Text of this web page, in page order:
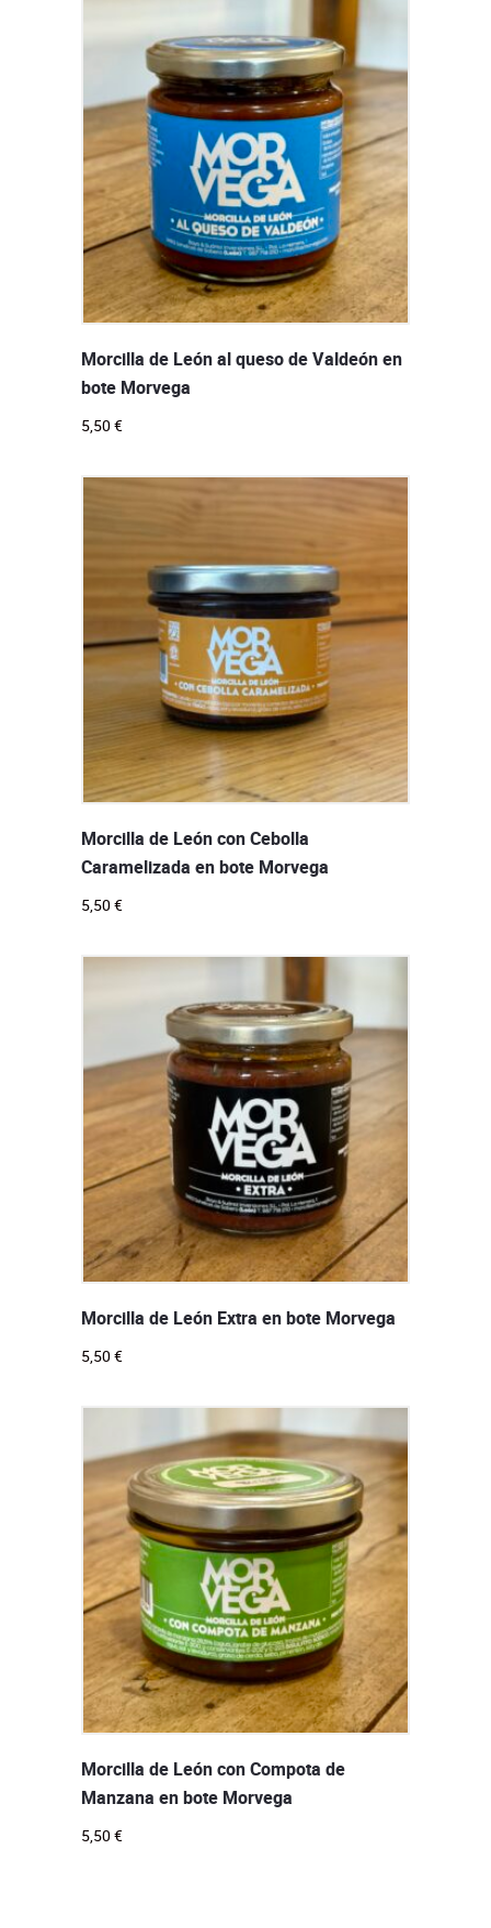
Morcilla de León al queso de Valdeón en
bote Morvega
5,50 €
Morcilla de León con Cebolla
Caramelizada en bote Morvega
5,50 €
Morcilla de León Extra en bote Morvega
5,50 €
Morcilla de León con Compota de
Manzana en bote Morvega
5,50 €